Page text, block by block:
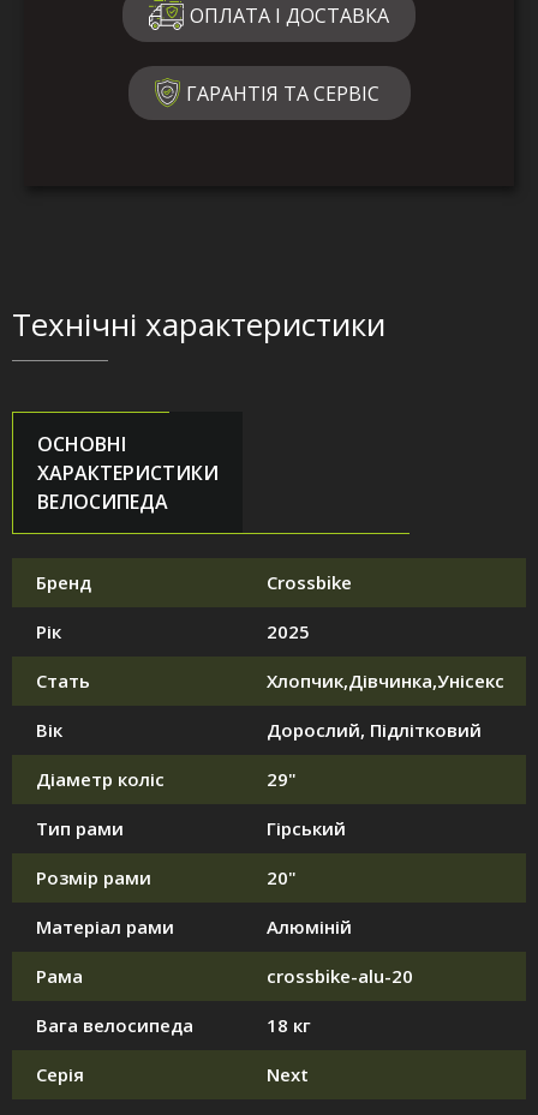
ОПЛАТА І ДОСТАВКА
ГАРАНТІЯ ТА СЕРВІС
Технічні характеристики
ОСНОВНІ
ХАРАКТЕРИСТИКИ
ВЕЛОСИПЕДА
Бренд Crossbike
Рік 2025
Стать Хлопчик,Дівчинка,Унісекс
Вік Дорослий, Підлітковий
Діаметр коліс 29"
Тип рами Гірський
Розмір рами 20"
Матеріал рами Алюміній
Рама crossbike-alu-20
Вага велосипеда 18 кг
Серія Next